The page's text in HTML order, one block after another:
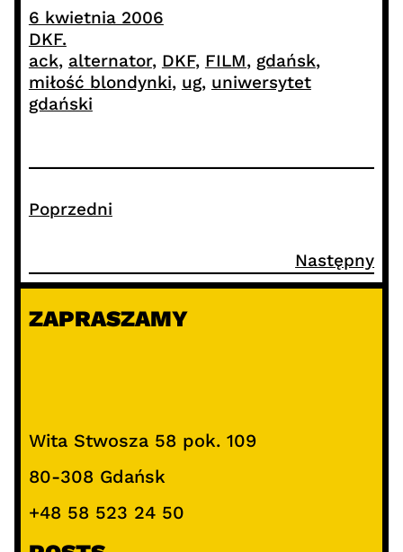
6 kwietnia 2006
DKF.
ack, alternator, DKF, FILM, gdańsk ,
miłość blondynki, ug, uniwersytet
gdański
Poprzedni
Następny
ZAPRASZAMY
Wita Stwosza 58 pok. 109
80-308 Gdańsk
+48 58 523 24 50